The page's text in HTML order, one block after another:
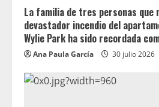
La familia de tres personas que
devastador incendio del
Wylie Park ha sido recordada
Ana Paula García 30 julio 2026